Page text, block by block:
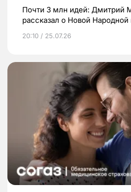
Почти 3 млн идей: Дмитрий
рассказал о Новой
20:10 / 25.07.26